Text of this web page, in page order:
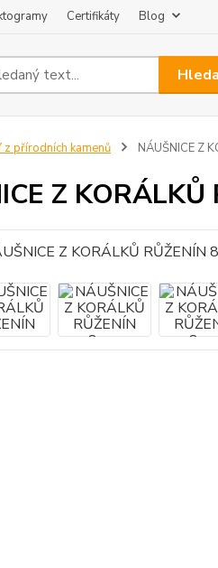
Certifikáty Blog
z přírodních kamenů NÁUŠNICE Z
Z KORÁLKŮ